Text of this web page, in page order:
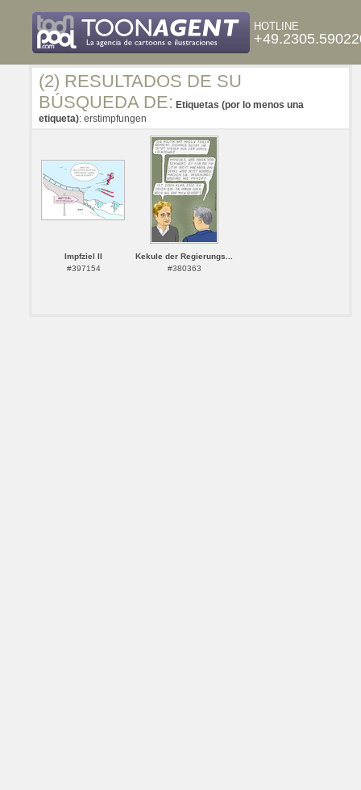
HOTLINE
(2) RESULTADOS DE SU
BÚSQUEDA DE: Etiquetas (por lo menos una
etiqueta): erstimpfungen
Impfziel II
#397154
Kekule der Regierungs...
#380363